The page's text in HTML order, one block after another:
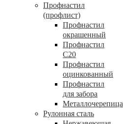
Профнастил
(профлист)
Профнастил
окрашенный
Профнастил
С20
Профнастил
оцинкованный
Профнастил
для забора
Металлочерепица
Рулонная сталь